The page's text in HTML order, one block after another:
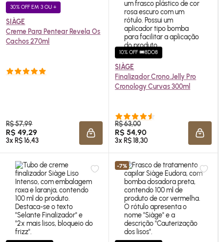
30% OFF EM 3 OU +
SIÀGE
Creme Para Pentear Revela Os
Cachos 270ml
R$ 57,99
R$ 49,29
3x R$ 16,43 ADICIONAR À SACOLA
10% OFF 🎟️8DO8
SIÀGE
Finalizador Crono.Jelly Pro
Cronology Curvas 300ml
R$ 63,00
R$ 54,90
3x R$ 18,30
-7%